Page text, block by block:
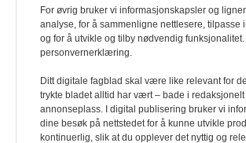
også egne abonnementer for biblioteker og
Redaksjonen
For øvrig bruker vi informasjonskapsler og
analyse, for å sammenligne nettlesere, tilpasse
og for å utvikle og tilby nødvendig
personvernerklæring.
Ditt digitale fagblad skal være like relevant for
trykte bladet alltid har vært – bade i
annonseplass. I digital publisering bruker vi
dine besøk på nettstedet for å kunne utvikle
kontinuerlig, slik at du opplever det nyttig og